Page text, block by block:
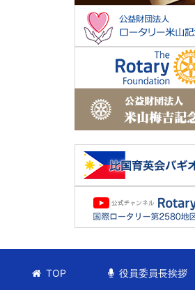
TOP 役員委員長挨拶